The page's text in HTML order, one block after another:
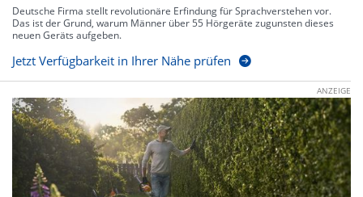
Deutsche Firma stellt revolutionäre Erfindung für Sprachverstehen vor.
Das ist der Grund, warum Männer über 55 Hörgeräte zugunsten dieses
neuen Geräts aufgeben.
Jetzt Verfügbarkeit in Ihrer Nähe prüfen
ANZEIGE